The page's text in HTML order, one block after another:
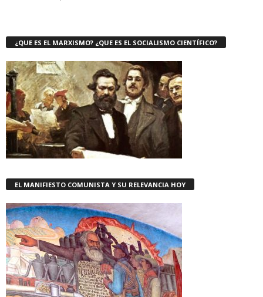
¿QUE ES EL MARXISMO? ¿QUE ES EL SOCIALISMO CIENTÍFICO?
EL MANIFIESTO COMUNISTA Y SU RELEVANCIA HOY